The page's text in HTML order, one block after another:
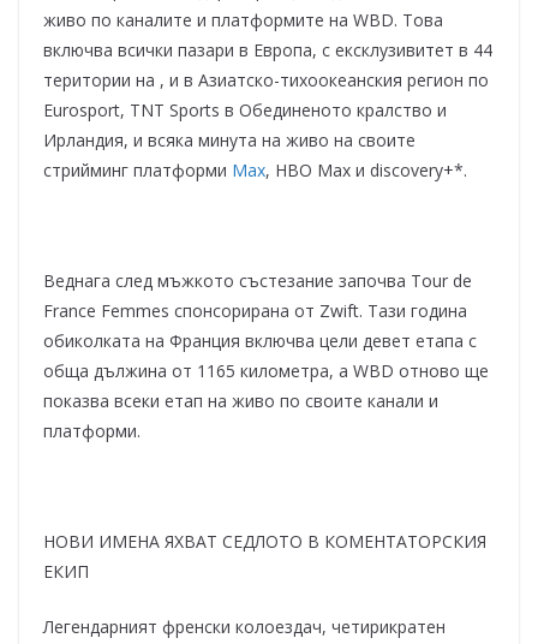
живо по каналите и платформите на WBD. Това
включва всички пазари в Европа, с ексклузивитет в 44
територии на , и в Азиатско-тихоокеанския регион по
Eurosport, TNT Sports в Обединеното кралство и
Ирландия, и всяка минута на живо на своите
стрийминг платформи Max, HBO Max и discovery+*.
Веднага след мъжкото състезание започва Tour de
France Femmes спонсорирана от Zwift. Тази година
обиколката на Франция включва цели девет етапа с
обща дължина от 1165 километра, а WBD отново ще
показва всеки етап на живо по своите канали и
платформи.
НОВИ ИМЕНА ЯХВАТ СЕДЛОТО В КОМЕНТАТОРСКИЯ
ЕКИП
Легендарният френски колоездач, четирикратен